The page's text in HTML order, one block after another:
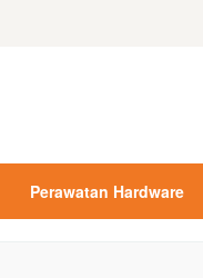
Perawatan Hardware